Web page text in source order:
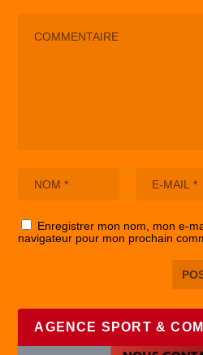
Enregistrer mon nom, mon e-
navigateur pour mon prochain
AGENCE SPORT &